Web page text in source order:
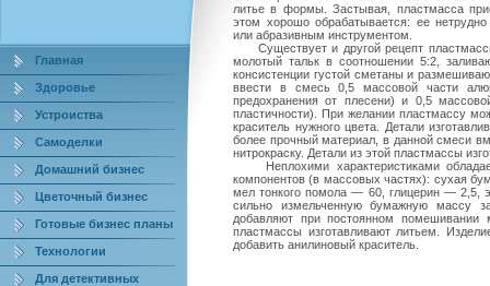
Главная
Здоровье
Устроиства
Самоделки
Домашний бизнес
Цветочный бизнес
Готовые бизнес планы
Технологии
Для детективных
литье в формы. Застывая, пластмасса
этом хорошо обрабатывается: ее
или абразивным инструментом.
Существует и другой рецепт
молотый тальк в соотношении 5:2,
консистенции густой сметаны и
ввести в смесь 0,5 массовой части
предохранения от плесени) и 0,5
пластичности). При желании пластмассу
краситель нужного цвета. Детали
более прочный материал, в данной смеси
нитрокраску. Детали из этой пластмассы
Неплохими характеристиками
компонентов (в массовых частях): сухая
мел тонкого помола — 60, глицерин —
сильно измельченную бумажную массу
добавляют при постоянном помешивании
пластмассы изготавливают литьем.
добавить анилиновый краситель.